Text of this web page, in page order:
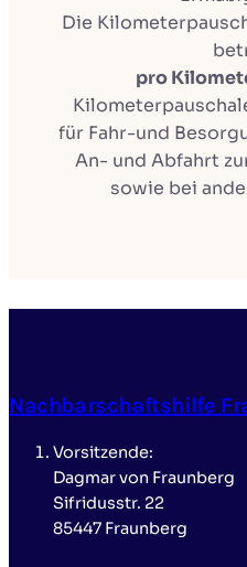
Die
pro
für Fahr-und
An- und Abfahrt
sowie bei
Nachbarschaftshilfe
Vorsitzende:
Dagmar von Fraunberg
Sifridusstr. 22
85447 Fraunberg